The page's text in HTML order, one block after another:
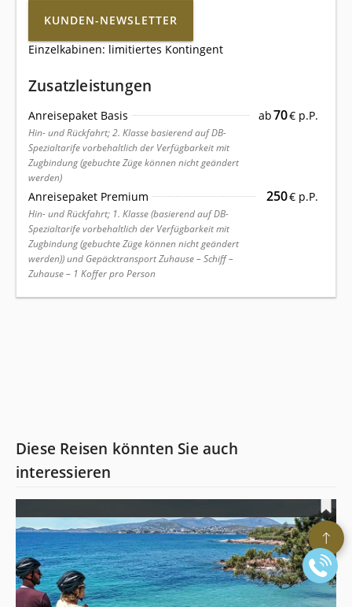
KUNDEN-NEWSLETTER
Einzelkabinen: limitiertes Kontingent
Zusatzleistungen
Anreisepaket Basis ab70€ p.P.
Hin- und Rückfahrt; 2. Klasse basierend auf DB-
Spezialtarife vorbehaltlich der Verfügbarkeit mit
Zugbindung (gebuchte Züge können nicht geändert
werden)
Anreisepaket Premium 250€ p.P.
Hin- und Rückfahrt; 1. Klasse (basierend auf DB-
Spezialtarife vorbehaltlich der Verfügbarkeit mit
Zugbindung (gebuchte Züge können nicht geändert
werden)) und Gepäcktransport Zuhause – Schiff –
Zuhause – 1 Koffer pro Person
Diese Reisen könnten Sie auch
interessieren